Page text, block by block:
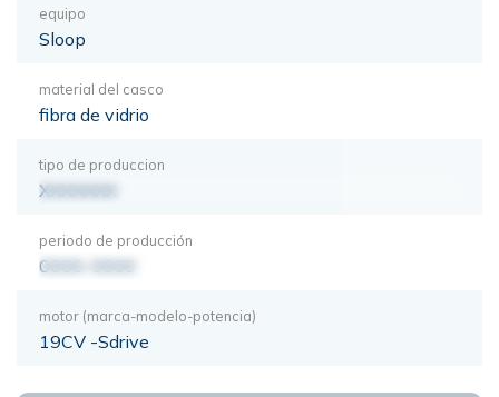
equipo
Sloop
material del casco
fibra de vidrio
tipo de produccion
XXXXXXX
periodo de producción
0000-0000
motor (marca-modelo-potencia)
19CV -Sdrive